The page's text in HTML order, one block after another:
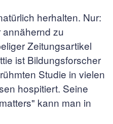
herhalten. Nur:
zu
Zeitungsartikel
ist Bildungsforscher
Studie in vielen
hospitiert. Seine
kann man in